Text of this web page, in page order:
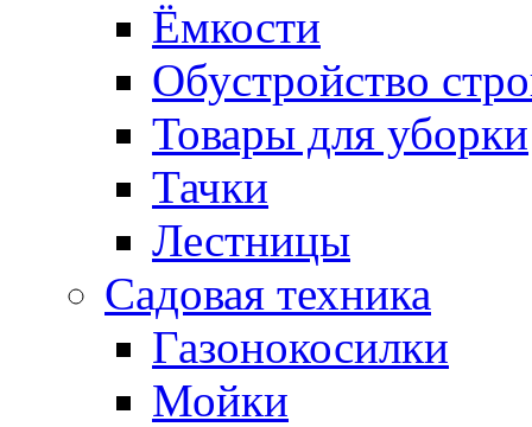
Ёмкости
Обустройство
Товары для уборки
Тачки
Лестницы
Садовая техника
Газонокосилки
Мойки